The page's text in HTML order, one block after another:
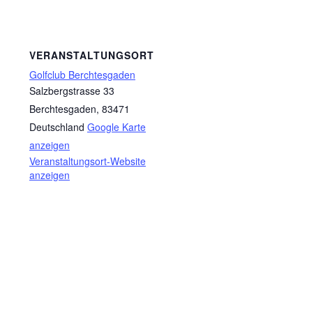
VERANSTALTUNGSORT
Golfclub Berchtesgaden
Salzbergstrasse 33
Berchtesgaden, 83471
Deutschland Google Karte
anzeigen
Veranstaltungsort-Website
anzeigen